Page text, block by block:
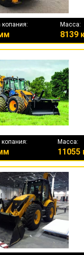
копания: Масса:
8139
копания: Масса:
11055